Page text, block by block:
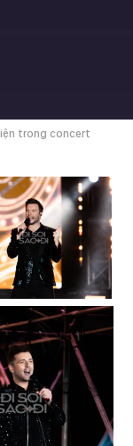
trong concert